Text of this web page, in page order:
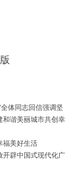
体同志回信强调坚
和谐美丽城市共创幸
福美好生活
开辟中国式现代化广